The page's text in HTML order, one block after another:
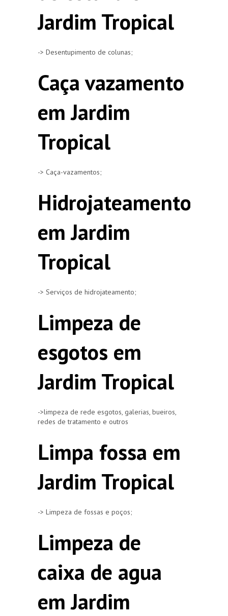
Jardim Tropical
-> Desentupimento de colunas;
Caça vazamento
em Jardim
Tropical
-> Caça-vazamentos;
Hidrojateamento
em Jardim
Tropical
-> Serviços de hidrojateamento;
Limpeza de
esgotos em
Jardim Tropical
->limpeza de rede esgotos, galerias, bueiros,
redes de tratamento e outros
Limpa fossa em
Jardim Tropical
-> Limpeza de fossas e poços;
Limpeza de
caixa de agua
em Jardim